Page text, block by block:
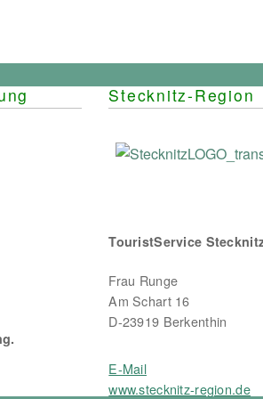
Stecknitz-Region
TouristService
Frau Runge
Am Schart 16
D-23919 Berkenthin
E-Mail
www.stecknitz-region.de